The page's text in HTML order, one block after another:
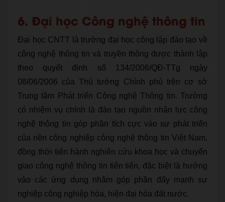
6. Đại học Công nghệ thông tin
Đại học CNTT là trường đại học công lập đào tạo về
công nghệ thông tin và truyền thông được thành lập
theo quyết định số 134/2006/QĐ-TTg ngày
08/06/2006 của Thủ tướng Chính phủ trên cơ sở
Trung tâm Phát triển Công nghệ Thông tin. Trường
có nhiệm vụ chính là đào tạo nguồn nhân lực công
nghệ thông tin góp phần tích cực vào sự phát triển
của nền công nghiệp công nghệ thông tin Việt Nam,
đồng thời tiến hành nghiên cứu khoa học và chuyển
giao công nghệ thông tin tiên tiến, đặc biệt là hướng
vào các ứng dụng nhằm góp phần đẩy mạnh sự
nghiệp công nghiệp hóa, hiện đại hóa đất nước.